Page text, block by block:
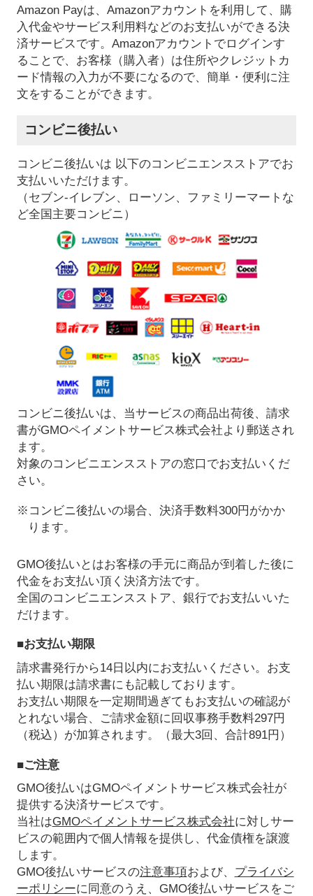
Amazon Payは、Amazonアカウントを利用して、購
入代金やサービス利用料などのお支払いができる決
済サービスです。Amazonアカウントでログインす
ることで、お客様（購入者）は住所やクレジットカ
ード情報の入力が不要になるので、簡単・便利に注
文をすることができます。
コンビニ後払い
コンビニ後払いは 以下のコンビニエンスストアでお
支払いいただけます。
（セブン-イレブン、ローソン、ファミリーマートな
ど全国主要コンビニ）
コンビニ後払いは、当サービスの商品出荷後、請求
書がGMOペイメントサービス株式会社より郵送され
ます。
対象のコンビニエンスストアの窓口でお支払いくだ
さい。
※コンビニ後払いの場合、決済手数料300円がかか
ります。
GMO後払いとはお客様の手元に商品が到着した後に
代金をお支払い頂く決済方法です。
全国のコンビニエンスストア、銀行でお支払いいた
だけます。
■お支払い期限
請求書発行から14日以内にお支払いください。お支
払い期限は請求書にも記載しております。
お支払い期限を一定期間過ぎてもお支払いの確認が
とれない場合、ご請求金額に回収事務手数料297円
（税込）が加算されます。（最大3回、合計891円）
■ご注意
GMO後払いはGMOペイメントサービス株式会社が
提供する決済サービスです。
当社はGMOペイメントサービス株式会社に対しサー
ビスの範囲内で個人情報を提供し、代金債権を譲渡
します。
GMO後払いサービスの注意事項および、 プライバシ
ーポリシーに同意のうえ、GMO後払いサービスをご